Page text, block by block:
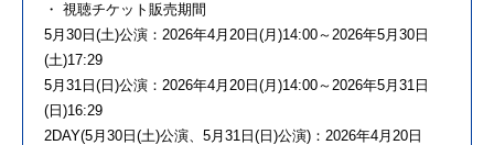
・ 視聴チケット販売期間
5月30日(土)公演：2026年4月20日(月)14:00～2026年5月30日
(土)17:29
5月31日(日)公演：2026年4月20日(月)14:00～2026年5月31日
(日)16:29
2DAY(5月30日(土)公演、5月31日(日)公演)：2026年4月20日